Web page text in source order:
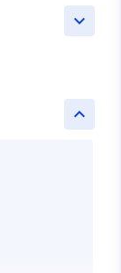
keyboard_arrow_down
keyboard_arrow_up